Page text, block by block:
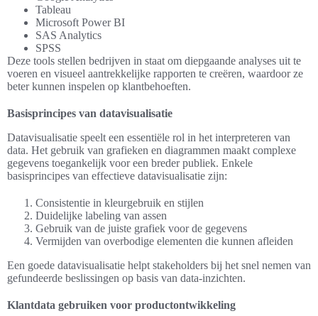
Tableau
Microsoft Power BI
SAS Analytics
SPSS
Deze tools stellen bedrijven in staat om diepgaande analyses uit te
voeren en visueel aantrekkelijke rapporten te creëren, waardoor ze
beter kunnen inspelen op klantbehoeften.
Basisprincipes van datavisualisatie
Datavisualisatie speelt een essentiële rol in het interpreteren van
data. Het gebruik van grafieken en diagrammen maakt complexe
gegevens toegankelijk voor een breder publiek. Enkele
basisprincipes van effectieve datavisualisatie zijn:
Consistentie in kleurgebruik en stijlen
Duidelijke labeling van assen
Gebruik van de juiste grafiek voor de gegevens
Vermijden van overbodige elementen die kunnen afleiden
Een goede datavisualisatie helpt stakeholders bij het snel nemen van
gefundeerde beslissingen op basis van data-inzichten.
Klantdata gebruiken voor productontwikkeling